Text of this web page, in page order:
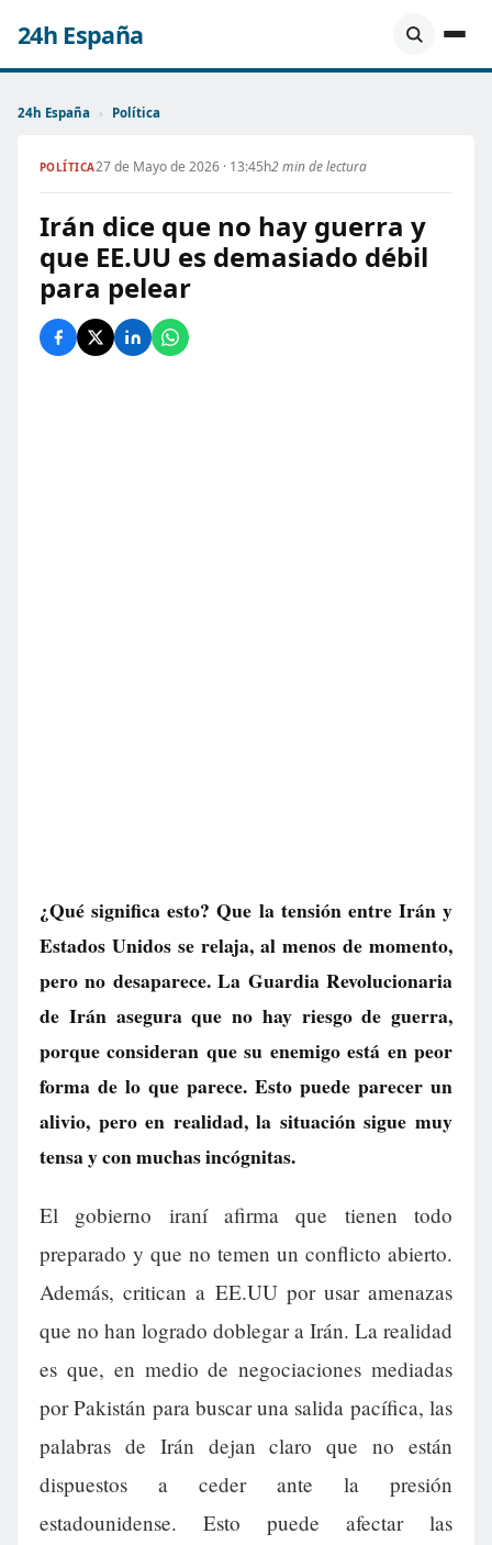
24h España
24h España › Política
POLÍTICA27 de Mayo de 2026 · 13:45h2 min de lectura
Irán dice que no hay guerra y
que EE.UU es demasiado débil
para pelear
¿Qué significa esto? Que la tensión entre Irán y
Estados Unidos se relaja, al menos de momento,
pero no desaparece. La Guardia Revolucionaria
de Irán asegura que no hay riesgo de guerra,
porque consideran que su enemigo está en peor
forma de lo que parece. Esto puede parecer un
alivio, pero en realidad, la situación sigue muy
tensa y con muchas incógnitas.
El gobierno iraní afirma que tienen todo
preparado y que no temen un conflicto abierto.
Además, critican a EE.UU por usar amenazas
que no han logrado doblegar a Irán. La realidad
es que, en medio de negociaciones mediadas
por Pakistán para buscar una salida pacífica, las
palabras de Irán dejan claro que no están
dispuestos a ceder ante la presión
estadounidense. Esto puede afectar las